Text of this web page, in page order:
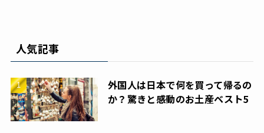
人気記事
外国人は日本で何を買って帰るの
か？驚きと感動のお土産ベスト5